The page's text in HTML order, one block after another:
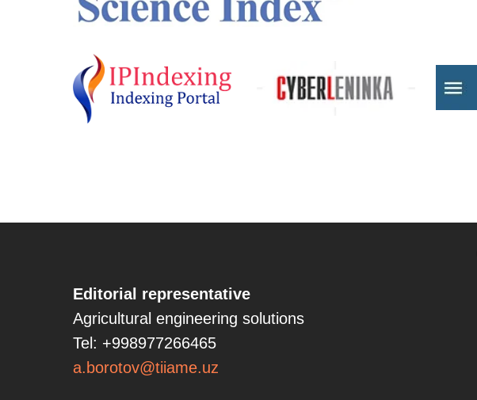
Editorial representative
Agricultural engineering solutions
Tel: +998977266465
a.borotov@tiiame.uz